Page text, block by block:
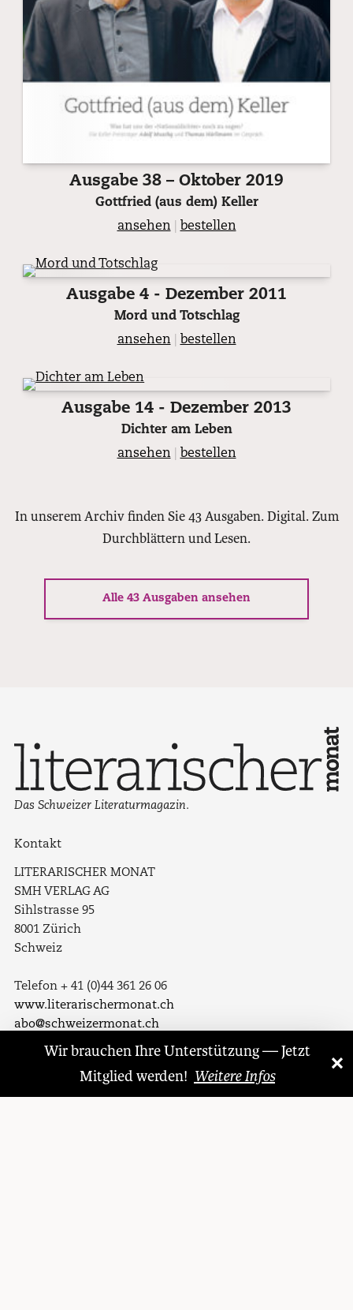
Wir brauchen Ihre Unterstützung — Jetzt
Mitglied werden! Weitere Infos
×
»
Ausgabe 38 – Oktober 2019
Gottfried (aus dem) Keller
ansehen
bestellen
Ausgabe 4 - Dezember 2011
Mord und Totschlag
ansehen
bestellen
Ausgabe 14 - Dezember 2013
Dichter am Leben
ansehen
bestellen
In unserem Archiv finden Sie 43 Ausgaben. Digital. Zum
Durchblättern und Lesen.
Alle 43 Ausgaben ansehen
Das Schweizer Literaturmagazin.
Kontakt
LITERARISCHER MONAT
SMH VERLAG AG
Sihlstrasse 95
8001 Zürich
Schweiz
Telefon + 41 (0)44 361 26 06
www.literarischermonat.ch
abo@schweizermonat.ch